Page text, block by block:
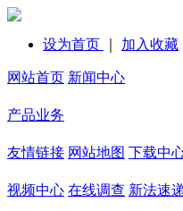
设为首页 加入收藏
网站首页 新闻中心
产品业务
友情链接 网站地图 下载中
视频中心 在线调查 新法速